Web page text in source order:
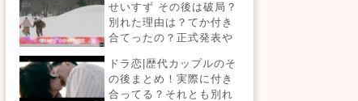
オカミには騙されない】
せいすず その後は破局？
別れた理由は？てか付き
合てったの？正式発表や
ドラ恋|歴代カップルのそ
の後まとめ！実際に付き
合ってる？それとも別れ